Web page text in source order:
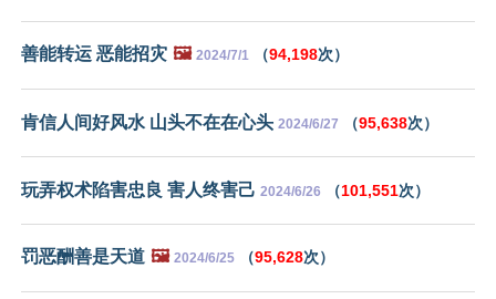
善能转运 恶能招灾 🖼️ 2024/7/1 （94,198次）
肯信人间好风水 山头不在在心头 2024/6/27 （95,638次）
玩弄权术陷害忠良 害人终害己 2024/6/26 （101,551次）
罚恶酬善是天道 🖼️ 2024/6/25 （95,628次）